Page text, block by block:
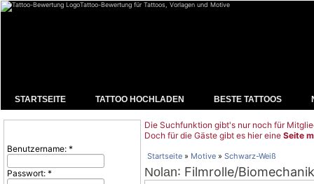
Tattoo-Bewertung für Tattoos, Vorlagen und Motive
STARTSEITE TATTOO HOCHLADEN BESTE TATTOOS
Benutzername: *
Passwort: *
Die Suchfunktion gibt's nur noch für
Doch für die Gäste gibt es hier eine Seite
Startseite » Motive » Schwarz-Weiß
Nolan: Filmrolle/Biomechanik